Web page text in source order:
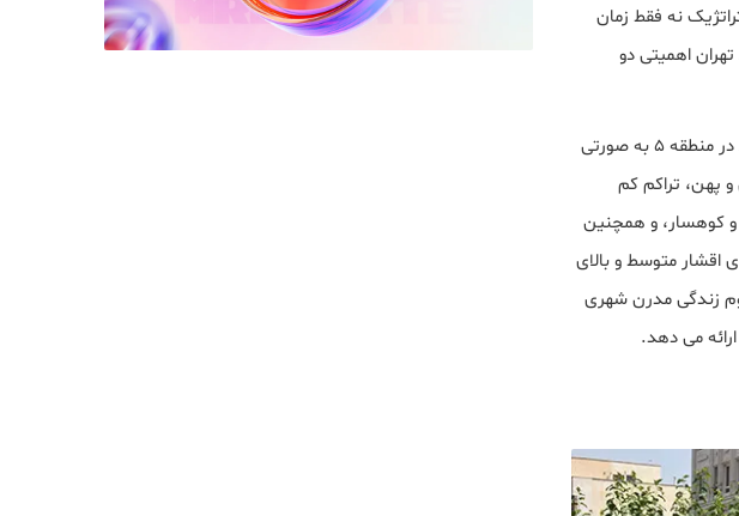
های استراتژیک نه فقط زمان
اهمیتی دو
شایان به ذکر است دسترسی مطلوب فقط یکی از ابعاد ماجراست. کیفیت بافت شهری و امکانات رفاهی موجود در منطقه ۵ به صورتی
پهن، تراکم کم
کوهسار، و همچنین
اقشار متوسط و بالای
ذهن اکثر شهروندان با مفهوم زندگی مدرن شهری
می‌ دهد.